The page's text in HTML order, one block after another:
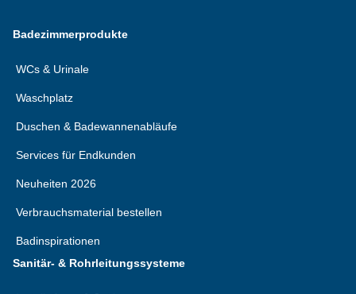
Badezimmerprodukte
WCs & Urinale
Waschplatz
Duschen & Badewannenabläufe
Services für Endkunden
Neuheiten 2026
Verbrauchsmaterial bestellen
Badinspirationen
Sanitär- & Rohrleitungssysteme